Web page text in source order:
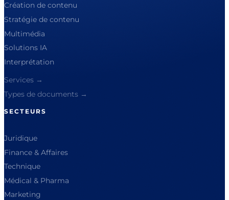
Création de contenu
Stratégie de contenu
Multimédia
Solutions IA
Interprétation
Services →
Types de documents →
SECTEURS
Juridique
Finance & Affaires
Technique
Médical & Pharma
Marketing